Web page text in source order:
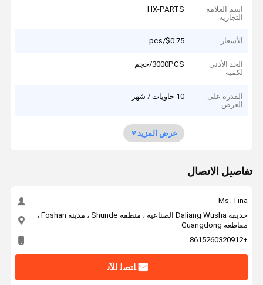
اسم العلامة
التجارية
HX-PARTS
الأسعار $0.75/pcs
الحد الأدنى
لكمية
3000PCS/حجم
القدرة على
العرض
10 حاويات / شهر
عرض المزيد
تفاصيل الاتصال
Ms. Tina
حديقة Daliang Wusha الصناعية ، منطقة Shunde ، مدينة Foshan ،
مقاطعة Guangdong
+8615260320912
ﺎﺘﺼﻟ ﺍﻶﻧ